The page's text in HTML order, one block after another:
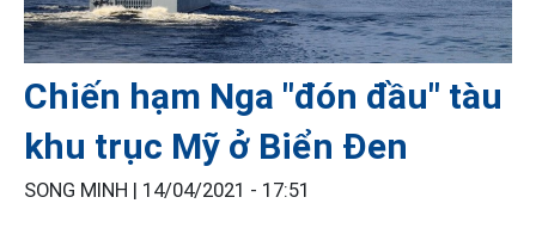
Chiến hạm Nga "đón đầu" tàu
khu trục Mỹ ở Biển Đen
SONG MINH | 14/04/2021 - 17:51